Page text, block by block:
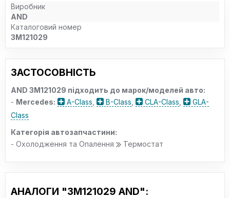
Виробник
AND
Каталоговий номер
3M121029
ЗАСТОСОВНІСТЬ
AND 3M121029 підходить до марок/моделей авто:
- Mercedes: A-Class B-Class CLA-Class
GLA-
Class
Категорія автозапчастини:
- Охолодження та Опалення
Термостат
АНАЛОГИ "3M121029 AND":